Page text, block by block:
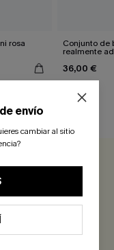
rosa Conjunto de
realmente
36,00 €
que dejes!
envío
cambiar al sitio